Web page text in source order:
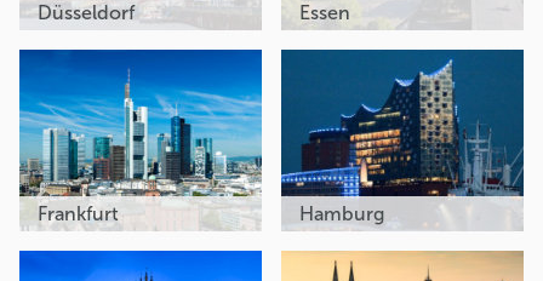
Düsseldorf Essen
Frankfurt Hamburg